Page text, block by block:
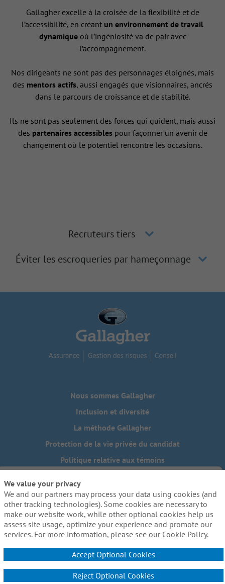
Gallagher excelle à la croisée de la flexibilité et de
l’accessibilité, en créant un environnement de travail
dynamique où l’ingéniosité va de pair avec
l’accompagnement.
Nos dirigeants ne sont pas des personnages éloignés, mais
des mentors actifs, aussi engagés que visionnaires, ancrés
dans le parcours de croissance et de stabilité.
Ils ne sont pas seulement des forces qui guident, mais aussi
des partenaires accessiblespour façonner un avenir de
changement où le potentiel rencontre les occasions.
Recruteurs tiers
Éviter les escroqueries par hameçonnage
Nous sommes Gallagher
Inclusion et diversité
La méthode Gallagher
Protection de la vie privée du candidat
Politique relative aux témoins
Besoin de mesures d'adaptation raisonnables pour
compléter une partie de notre processus de candidature, y
compris l'utilisation de ce site web? Envoyez-nous un
courriel: Careers@ajg.com
We value your privacy
We and our partners may process your data using cookies (and
other tracking technologies). Some cookies are necessary to
make our website work, while other optional cookies help us
assess site usage, optimize your experience and promote our
services. For more information, please see our Cookie Policy.
Accept Optional Cookies
Reject Optional Cookies